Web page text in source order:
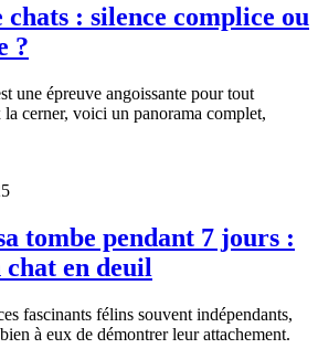
: silence complice ou
?
une épreuve angoissante pour tout
cerner, voici un panorama complet,
tombe pendant 7 jours :
chat en deuil
fascinants félins souvent indépendants,
à eux de démontrer leur attachement.